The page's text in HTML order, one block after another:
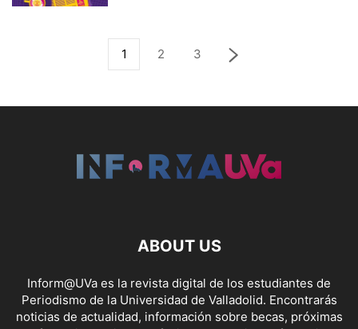
1 2 3
ABOUT US
Inform@UVa es la revista digital de los estudiantes de
Periodismo de la Universidad de Valladolid. Encontrarás
noticias de actualidad, información sobre becas, próximas